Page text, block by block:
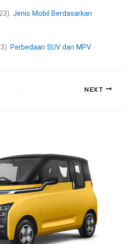
Jenis Mobil Berdasarkan
Perbedaan SUV dan MPV
NEXT